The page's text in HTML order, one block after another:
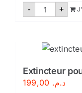
- quantité
kg
+
Extincteur
د.م.